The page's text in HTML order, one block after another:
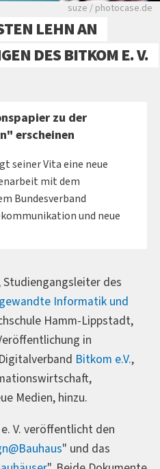
Viele Zeitungen.
suze / photocase.de
LEHN AN
DES BITKOM E. V.
zu der
erscheinen
seiner Vita eine neue
mit dem
Bundesverband
und neue
Studiengangsleiter des
Informatik und
Hamm-Lippstadt,
in
Bitkom e.V.,
Medien, hinzu.
V. veröffentlicht den
" und das